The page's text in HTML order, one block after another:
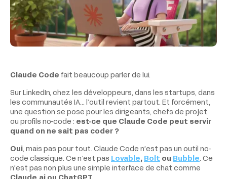
Claude Code fait beaucoup parler de lui.
Sur LinkedIn, chez les développeurs, dans les startups, dans
les communautés IA… l’outil revient partout. Et forcément,
une question se pose pour les dirigeants, chefs de projet
ou profils no-code : est-ce que Claude Code peut servir
quand on ne sait pas coder ?
Oui, mais pas pour tout. Claude Code n’est pas un outil no-
code classique. Ce n’est pas Lovable, Bolt ou Bubble. Ce
n’est pas non plus une simple interface de chat comme